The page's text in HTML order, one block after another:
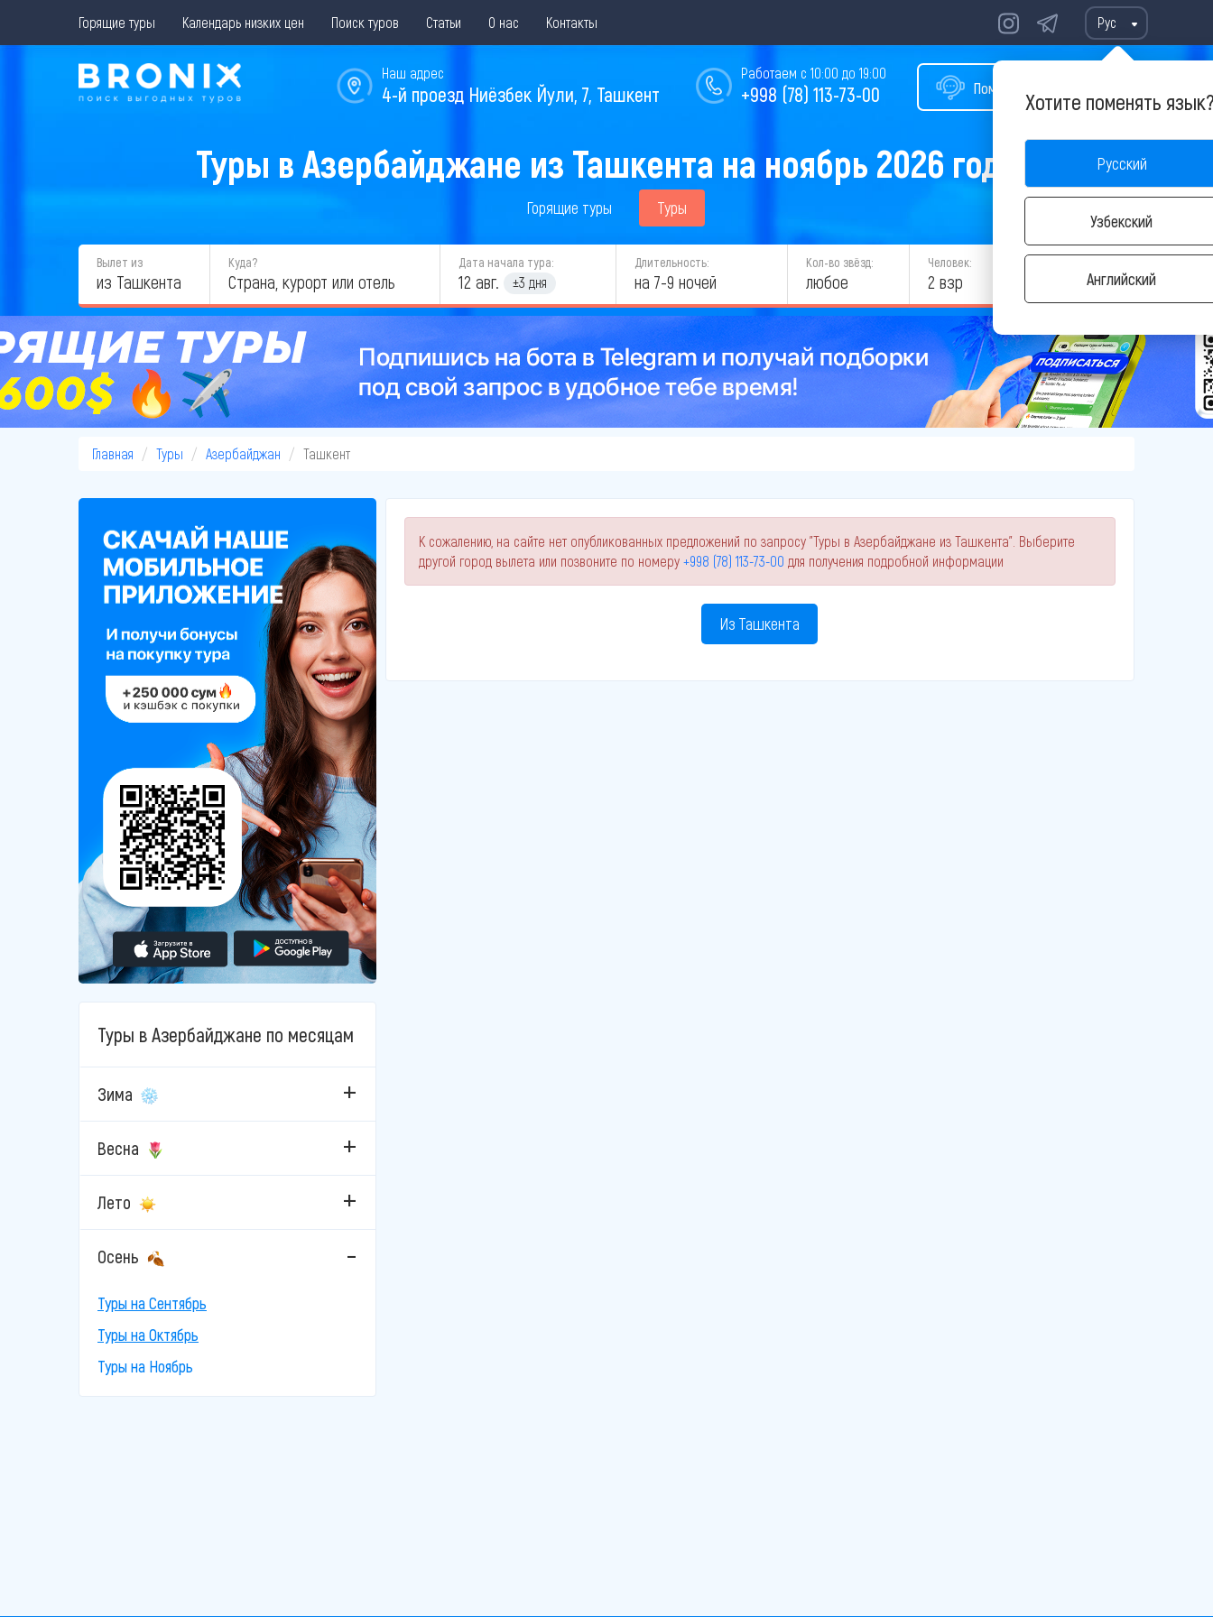
Горящие туры Календарь низких цен Поиск туров Статьи О нас Контакты Рус
Хотите поменять
Русский
Узбекский
Английский
Помощь в подборе тура
Работаем с 10:00 до 19:00
+998 (78) 113-73-00
Наш адрес
4-й проезд Ниёзбек Йули, 7, Ташкент
Туры в Азербайджане из Ташкента на ноябрь 2026 года
Горящие туры Туры
Вылет из
из Ташкента
Куда? Дата начала тура:
12 авг. ±3 дня
Длительность:
на 7-9 ночей
Кол-во звёзд:
любое
Человек:
2 взр НАЙТИ
Главная Туры Азербайджан Ташкент
Туры в Азербайджане по месяцам
Зима
Весна
Лето
Осень
Туры на Сентябрь
Туры на Октябрь
Туры на Ноябрь
К сожалению, на сайте нет опубликованных предложений по запросу "Туры в Азербайджане из Ташкента". Выберите
другой город вылета или позвоните по номеру +998 (78) 113-73-00 для получения подробной информации
Из Ташкента